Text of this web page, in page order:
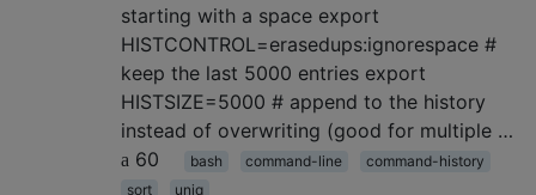
starting with a space export
HISTCONTROL=erasedups:ignorespace #
keep the last 5000 entries export
HISTSIZE=5000 # append to the history
instead of overwriting (good for multiple …
60
bash command-line
command-history
sort
uniq